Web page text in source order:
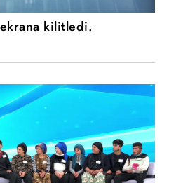
kilitledi.